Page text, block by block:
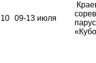
10 09-13 июля